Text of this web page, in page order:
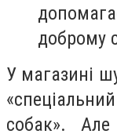
доброму
У магазині
собак».